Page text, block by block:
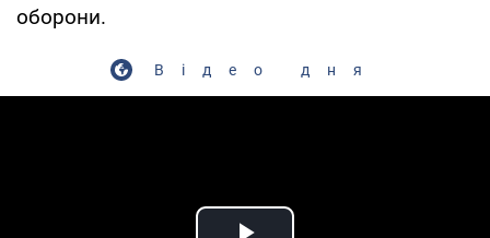
оборони.
Відео дня